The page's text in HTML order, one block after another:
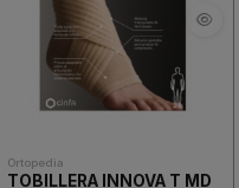
Ortopedia
TOBILLERA INNOVA T MD